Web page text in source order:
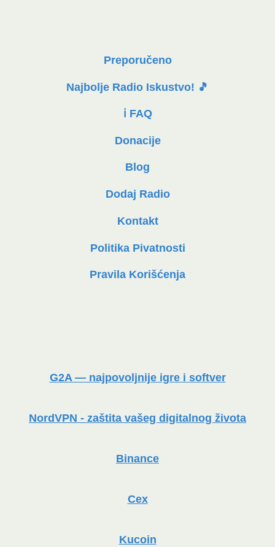
Preporučeno
Najbolje Radio Iskustvo! 🎵
ℹ️ FAQ
Donacije
Blog
Dodaj Radio
Kontakt
Politika Pivatnosti
Pravila Korišćenja
G2A — najpovoljnije igre i softver
NordVPN - zaštita vašeg digitalnog života
Binance
Cex
Kucoin